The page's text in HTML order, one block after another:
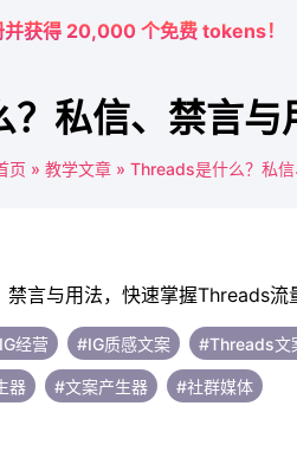
并获得 20,000 个免费 tokens！
私信、禁言
页 » 教学文章 » Threads是什么？私
经营 #IG质感文案 #Threads文
器 #文案产生器 #社群媒体